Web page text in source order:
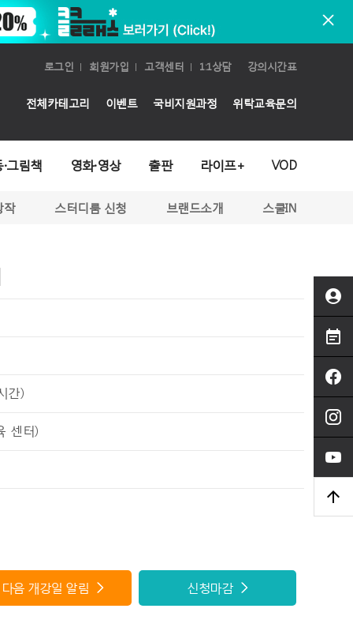
로그인 회원가입 고객센터 1:1상담 강의시간표
전체카테고리 이벤트 국비지원과정 위탁교육문의
그림책 영화·영상 출판 라이프+ VOD
작 스터디룸 신청 브랜드소개 스쿨IN
간)
센터)
신청마감
다음 개강일 알림